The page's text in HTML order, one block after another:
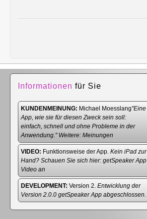
Informationen für Sie
KUNDENMEINUNG: Michael Moesslang"Eine
App, wie sie für diesen Zweck sein soll:
einfach, schnell und ohne Probleme in der
Anwendung." Weitere: Meinungen
VIDEO: Funktionsweise der App. Kein iPad zur
Hand? Schauen Sie sich hier: getSpeaker App
Video an
DEVELOPMENT: Version 2. Entwicklung der
Version 2.0.0 getSpeaker App abgeschlossen.